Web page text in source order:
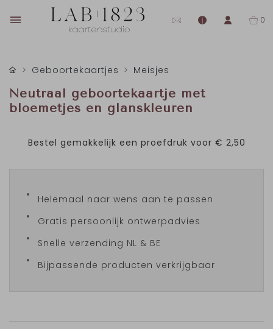
0
Geboortekaartjes Meisjes
Neutraal geboortekaartje met
bloemetjes en glanskleuren
Bestel gemakkelijk een proefdruk voor € 2,50
Helemaal naar wens aan te passen
Gratis persoonlijk ontwerpadvies
Snelle verzending NL & BE
Bijpassende producten verkrijgbaar